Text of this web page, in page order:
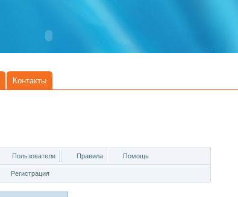
Контакты
Пользователи Правила Помощь
Регистрация